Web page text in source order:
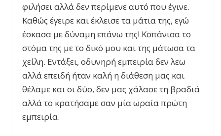
φιλήσει αλλά δεν περίμενε αυτό που έγινε.
Καθώς έγειρε και έκλεισε τα μάτια της, εγώ
έσκασα με δύναμη επάνω της! Κοπάνισα το
στόμα της με το δικό μου και της μάτωσα τα
χείλη. Εντάξει, οδυνηρή εμπειρία δεν λεω
αλλά επειδή ήταν καλή η διάθεση μας και
θέλαμε και οι δύο, δεν μας χάλασε τη βραδιά
αλλά το κρατήσαμε σαν μία ωραία πρώτη
εμπειρία.